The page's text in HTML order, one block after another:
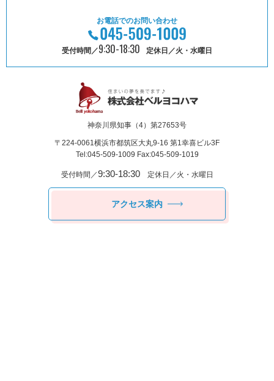
お電話でのお問い合わせ
受付時間／9:30-18:30 定休日／火・水曜日
神奈川県知事（4）第27653号
〒224-0061横浜市都筑区⼤丸9-16 第1幸喜ビル3F
Tel:045-509-1009 Fax:045-509-1019
受付時間／9:30-18:30定休日／火・水曜日
アクセス案内